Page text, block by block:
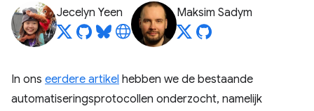
Jecelyn Yeen Maksim Sadym
In ons eerdere artikel hebben we de bestaande
automatiseringsprotocollen onderzocht, namelijk